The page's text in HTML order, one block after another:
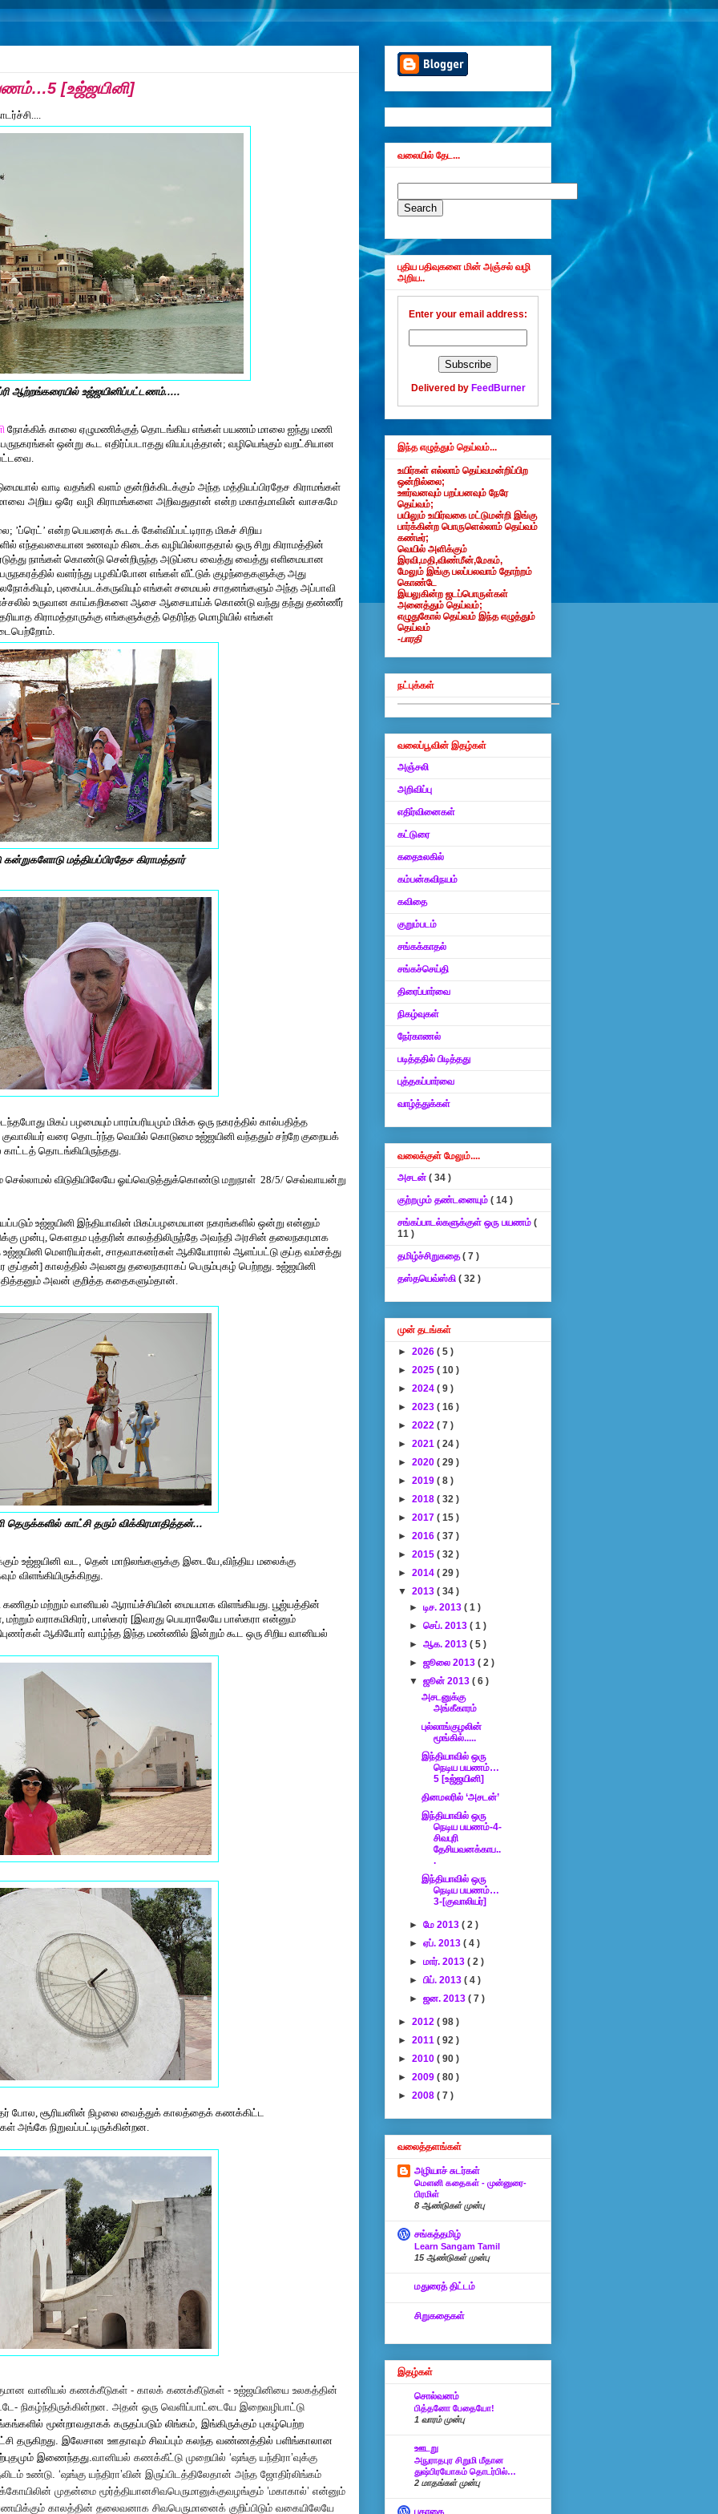
[உஜ்ஜயினி]
ஆற்றங்கரையில் உஜ்ஜயினிப்பட்டணம்.....
நோக்கிக் காலை ஏழுமணிக்குத் தொடங்கிய எங்கள் பயணம் மாலை ஐந்து மணி
ஒன்று கூட எதிர்ப்படாதது வியப்புத்தான்; வழியெங்கும் வறட்சியான
வாடி வதங்கி வளம் குன்றிக்கிடக்கும் அந்த மத்தியப்பிரதேச கிராமங்கள்
அறிய ஒரே வழி கிராமங்களை அறிவதுதான் என்ற மகாத்மாவின் வாசகமே
’ப்ரெட்’ என்ற பெயரைக் கூடக் கேள்விப்பட்டிராத மிகச் சிறிய
எந்தவகையான உணவும் கிடைக்க வழியில்லாததால் ஒரு சிறு கிராமத்தின்
நாங்கள் கொண்டு சென்றிருந்த அடுப்பை வைத்து வைத்து எளிமையான
வளர்ந்து பழகிப்போன எங்கள் வீட்டுக் குழந்தைகளுக்கு அது
புகைப்படக்கருவியும் எங்கள் சமையல் சாதனங்களும் அந்த அப்பாவி
உருவான காய்கறிகளை ஆசை ஆசையாய்க் கொண்டு வந்து தந்து தண்ணீர்
கிராமத்தாருக்கு எங்களுக்குத் தெரிந்த மொழியில் எங்கள்
கன்றுகளோடு மத்தியப்பிரதேச கிராமத்தார்
மிகப் பழமையும் பாரம்பரியமும் மிக்க ஒரு நகரத்தில் கால்பதித்த
குவாலியர் வரை தொடர்ந்த வெயில் கொடுமை உஜ்ஜயினி வந்ததும் சற்றே குறையக்
தொடங்கியிருந்தது.
விடுதியிலேயே ஓய்வெடுத்துக்கொண்டு மறுநாள் 28/5/ செவ்வாயன்று
உஜ்ஜயினி இந்தியாவின் மிகப்பழமையான நகரங்களில் ஒன்று என்னும்
முன்பு, கௌதம புத்தரின் காலத்திலிருந்தே அவந்தி அரசின் தலைநகரமாக
மௌரியர்கள், சாதவாகனர்கள் ஆகியோரால் ஆளப்பட்டு குப்த வம்சத்து
காலத்தில் அவனது தலைநகராகப் பெரும்புகழ் பெற்றது. உஜ்ஜயினி
அவன் குறித்த கதைகளும்தான்.
தெருக்களில் காட்சி தரும் விக்கிரமாதித்தன்...
உஜ்ஜயினி வட, தென் மாநிலங்களுக்கு இடையே, விந்திய மலைக்கு
விளங்கியிருக்கிறது.
கணிதம் மற்றும் வானியல் ஆராய்ச்சியின் மையமாக விளங்கியது. பூஜ்யத்தின்
வராகமிகிரர், பாஸ்கரர் [இவரது பெயராலேயே பாஸ்கரா என்னும்
ஆகியோர் வாழ்ந்த இந்த மண்ணில் இன்றும் கூட ஒரு சிறிய வானியல்
போல, சூரியனின் நிழலை வைத்துக் காலத்தைக் கணக்கிட்ட
அங்கே நிறுவப்பட்டிருக்கின்றன.
வானியல் கணக்கீடுகள் - காலக் கணக்கீடுகள் - உஜ்ஜயினியை உலகத்தின்
நிகழ்ந்திருக்கின்றன. அதன் ஒரு வெளிப்பாட்டையே இறைவழிபாட்டு
மூன்றாவதாகக் கருதப்படும் லிங்கம், இங்கிருக்கும் புகழ்பெற்ற
தருகிறது. இலேசான ஊதாவும் சிவப்பும் கலந்த வண்ணத்தில் பளிங்காலான
இணைந்தது.வானியல் கணக்கீட்டு முறையில் ‘ஷங்கு யந்திரா’வுக்கு
உண்டு. ‘ஷங்கு யந்திரா’வின் இருப்பிடத்திலேதான் அந்த ஜோதிர்லிங்கம்
கோயிலின் முதன்மை மூர்த்தியானசிவபெருமானுக்குவழங்கும் ’மகாகால்’ என்னும்
காலத்தின் தலைவனாக சிவபெருமானைக் குறிப்பிடும் வகையிலேயே
வலையில் தேட...
புதிய பதிவுகளை மின் அஞ்சல் வழி
அறிய..
Enter your email address:
Delivered by FeedBurner
இந்த எழுத்தும் தெய்வம்...
உயிர்கள் எல்லாம் தெய்வமன்றிப்பிற
ஒன்றில்லை;
ஊர்வனவும் பறப்பனவும் நேரே
தெய்வம்;
பயிலும் உயிர்வகை மட்டுமன்றி இங்கு
பார்க்கின்ற பொருளெல்லாம் தெய்வம்
கண்டீர்;
வெயில் அளிக்கும்
இரவி,மதி,விண்மீன்,மேகம்,
மேலும் இங்கு பலப்பலவாம் தோற்றம்
கொண்டே
இயலுகின்ற ஜடப்பொருள்கள்
அனைத்தும் தெய்வம்;
எழுதுகோல் தெய்வம் இந்த எழுத்தும்
தெய்வம்
-பாரதி
நட்புக்கள்
வலைப்பூவின் இதழ்கள்
அஞ்சலி
அறிவிப்பு
எதிர்வினைகள்
கட்டுரை
கதைஉலகில்
கம்பன்கவிநயம்
கவிதை
குறும்படம்
சங்கக்காதல்
சங்கச்செய்தி
திரைப்பார்வை
நிகழ்வுகள்
நேர்காணல்
படித்ததில் பிடித்தது
புத்தகப்பார்வை
வாழ்த்துக்கள்
வலைக்குள் மேலும்....
அசடன் ( 34 )
குற்றமும் தண்டனையும் ( 14 )
சங்கப்பாடல்களுக்குள் ஒரு பயணம் (
11 )
தமிழ்ச்சிறுகதை( 7 )
தஸ்தயெவ்ஸ்கி ( 32 )
முன் தடங்கள்
► 2026 ( 5 )
► 2025 ( 10 )
► 2024 ( 9 )
► 2023 ( 16 )
► 2022 ( 7 )
► 2021 ( 24 )
► 2020 ( 29 )
► 2019 ( 8 )
► 2018 ( 32 )
► 2017 ( 15 )
► 2016 ( 37 )
► 2015 ( 32 )
► 2014 ( 29 )
▼ 2013 ( 34 )
►டிச. 2013( 1 )
►செப். 2013( 1 )
►ஆக. 2013( 5 )
►ஜூலை 2013( 2 )
▼ஜூன் 2013( 6 )
அசடனுக்கு
அங்கீகாரம்
புல்லாங்குழலின்
மூங்கில்.....
இந்தியாவில் ஒரு
நெடிய பயணம்…
5 [உஜ்ஜயினி]
தினமலரில் ‘அசடன்’
இந்தியாவில் ஒரு
நெடிய பயணம்-4-
சிவபுரி
தேசியவனக்காப..
.
இந்தியாவில் ஒரு
நெடிய பயணம்…
3-[குவாலியர்]
►மே 2013( 2 )
►ஏப். 2013( 4 )
►மார். 2013( 2 )
►பிப். 2013( 4 )
►ஜன. 2013( 7 )
► 2012 ( 98 )
► 2011 ( 92 )
► 2010 ( 90 )
► 2009 ( 80 )
► 2008 ( 7 )
வலைத்தளங்கள்
அழியாச் சுடர்கள்
மௌனி கதைகள் - முன்னுரை-
பிரமிள்
8 ஆண்டுகள் முன்பு
சங்கத்தமிழ்
Learn Sangam Tamil
15 ஆண்டுகள் முன்பு
மதுரைத் திட்டம்
சிறுகதைகள்
இதழ்கள்
சொல்வனம்
பித்தனோ பேதையோ!
1 வாரம் முன்பு
ஊடறு
அநுராதபுர சிறுமி மீதான
துஷ்பிரயோகம் தொடர்பில்…
2 மாதங்கள் முன்பு
பதாகை